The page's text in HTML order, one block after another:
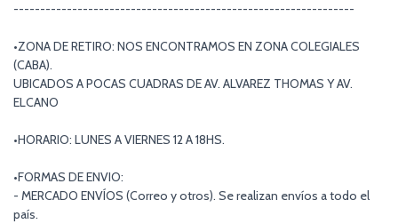
----------------------------------------------------------------
•ZONA DE RETIRO: NOS ENCONTRAMOS EN ZONA COLEGIALES
(CABA).
UBICADOS A POCAS CUADRAS DE AV. ALVAREZ THOMAS Y AV.
ELCANO
•HORARIO: LUNES A VIERNES 12 A 18HS.
•FORMAS DE ENVIO:
- MERCADO ENVÍOS (Correo y otros). Se realizan envíos a todo el
país.